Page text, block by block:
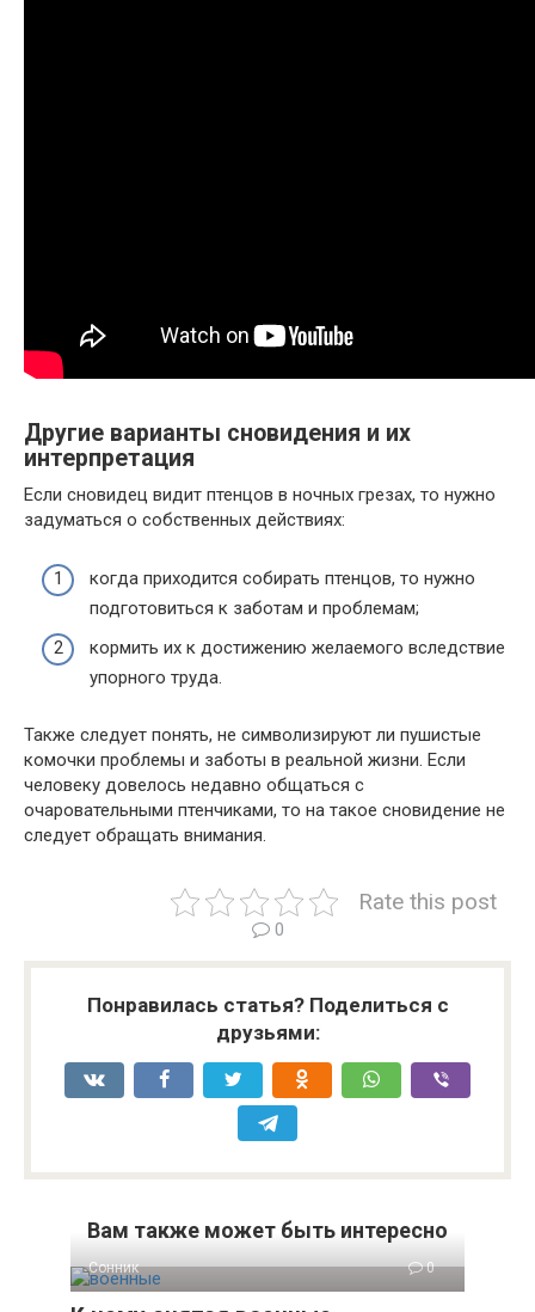
Другие варианты сновидения и их
интерпретация
Если сновидец видит птенцов в ночных грезах, то нужно
задуматься о собственных действиях:
когда приходится собирать птенцов, то нужно
подготовиться к заботам и проблемам;
кормить их к достижению желаемого вследствие
упорного труда.
Также следует понять, не символизируют ли пушистые
комочки проблемы и заботы в реальной жизни. Если
человеку довелось недавно общаться с
очаровательными птенчиками, то на такое сновидение не
следует обращать внимания.
Rate this post
0
Понравилась статья? Поделиться с
друзьями:
Вам также может быть интересно
Сонник 0